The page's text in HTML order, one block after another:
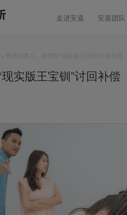
走进安嘉 安嘉团队
实版王宝钏”讨回补偿